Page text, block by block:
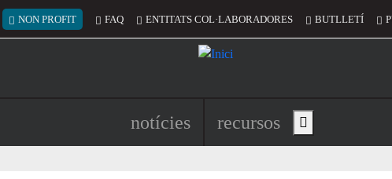
Menú del compte d'usuari
NON PROFIT FAQ ENTITATS COL·LABORADORES BUTLLETÍ
Navegació principal de
notícies recursos Show main menu